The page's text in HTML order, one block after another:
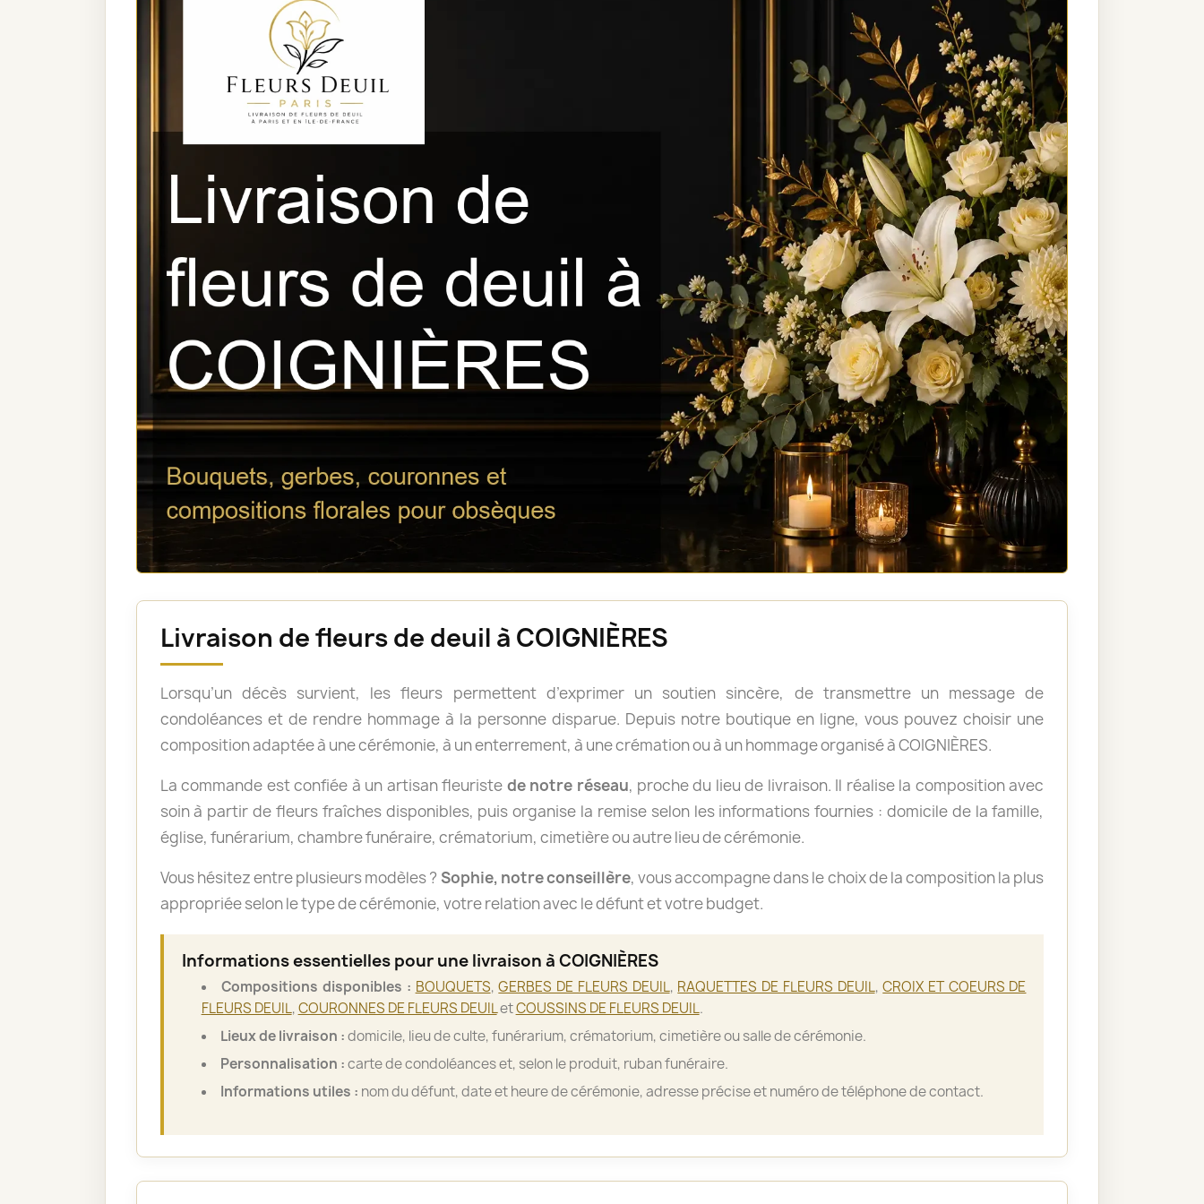
Livraison de fleurs de deuil à COIGNIÈRES
Lorsqu’un décès survient, les fleurs permettent d’exprimer un soutien sincère, de transmettre un message de
condoléances et de rendre hommage à la personne disparue. Depuis notre boutique en ligne, vous pouvez choisir une
composition adaptée à une cérémonie, à un enterrement, à une crémation ou à un hommage organisé à COIGNIÈRES.
La commande est confiée à un artisan fleuriste de notre réseau, proche du lieu de livraison. Il réalise la composition avec
soin à partir de fleurs fraîches disponibles, puis organise la remise selon les informations fournies : domicile de la famille,
église, funérarium, chambre funéraire, crématorium, cimetière ou autre lieu de cérémonie.
Vous hésitez entre plusieurs modèles ? Sophie, notre conseillère, vous accompagne dans le choix de la composition la plus
appropriée selon le type de cérémonie, votre relation avec le défunt et votre budget.
Informations essentielles pour une livraison à COIGNIÈRES
Compositions disponibles : BOUQUETS,GERBES DE FLEURS DEUIL, RAQUETTES DE FLEURS DEUIL,CROIX ET COEURS DE
FLEURS DEUIL,COURONNES DE FLEURS DEUILetCOUSSINS DE FLEURS DEUIL.
Lieux de livraison :domicile, lieu de culte, funérarium, crématorium, cimetière ou salle de cérémonie.
Personnalisation :carte de condoléances et, selon le produit, ruban funéraire.
Informations utiles : nom du défunt, date et heure de cérémonie, adresse précise et numéro de téléphone de contact.